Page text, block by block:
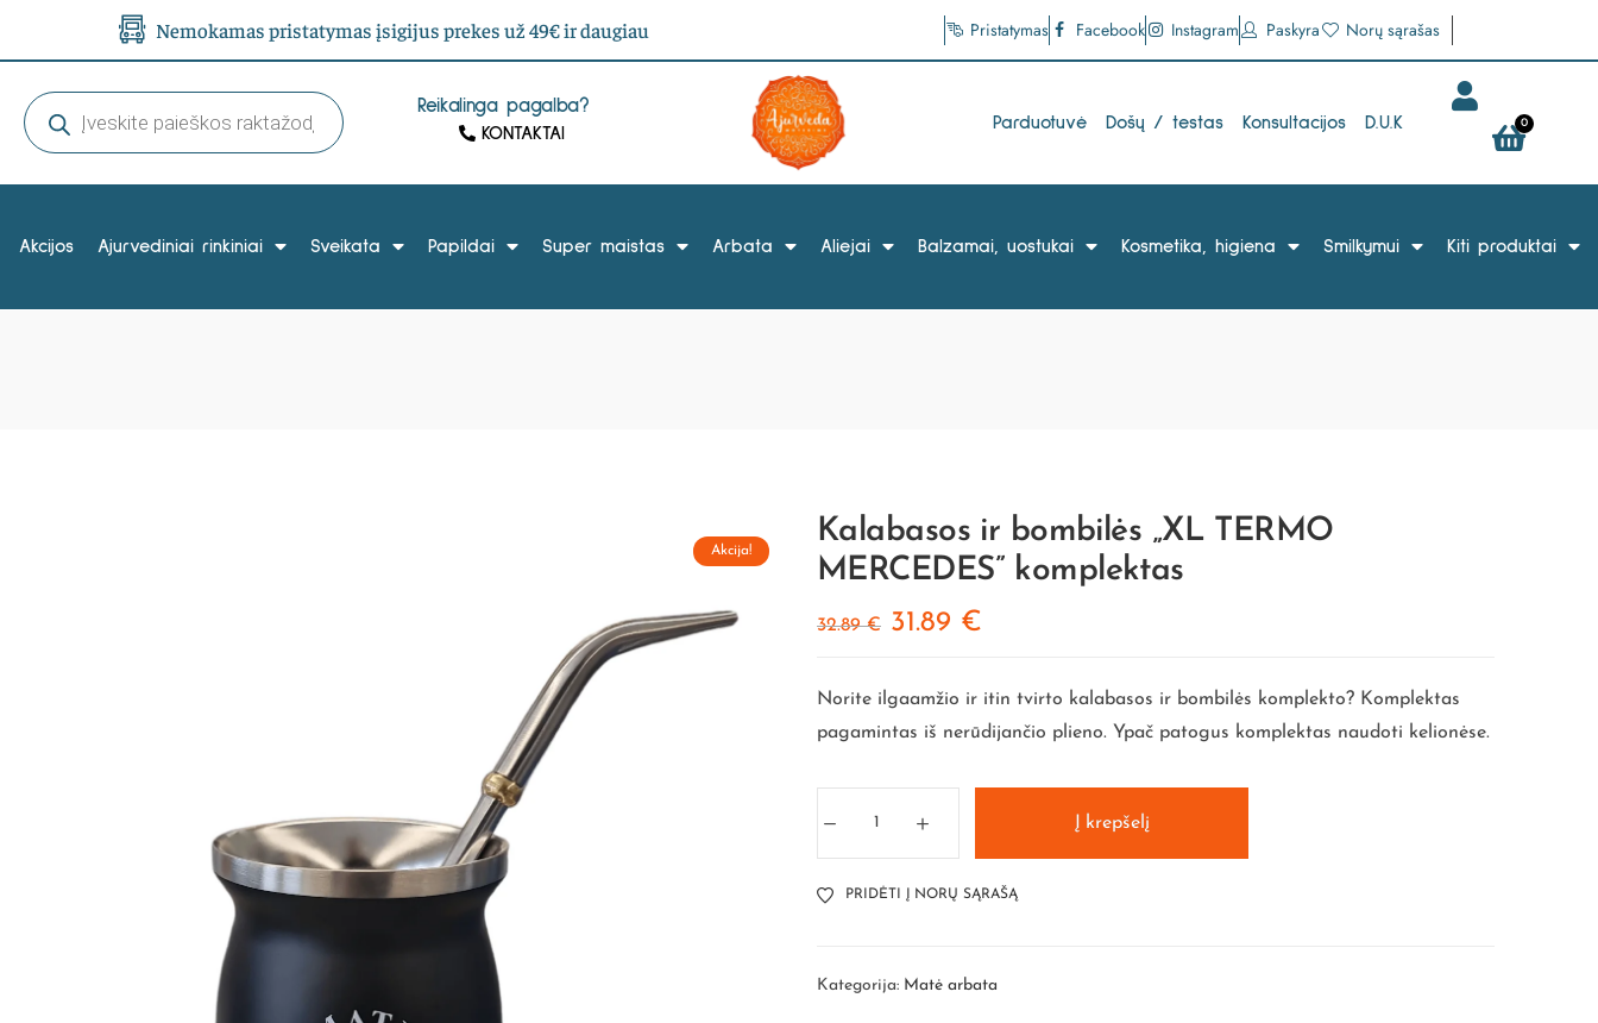
Nemokamas pristatymas įsigijus prekes už 49€ ir daugiau Pristatymas Facebook Instagram Paskyra Norų sąrašas
Reikalinga pagalba?
KONTAKTAI
Parduotuvė Došų / testas Konsultacijos D.U.K 0
Akcijos Ajurvediniai rinkiniai Sveikata Papildai Super maistas Arbata Aliejai Balzamai, uostukai Kosmetika, higiena Smilkymui Kiti produktai
Akcija!
Kalabasos ir bombilės „XL TERMO
MERCEDES” komplektas
32.89€ 31.89 €
Norite ilgaamžio ir itin tvirto kalabasos ir bombilės komplekto? Komplektas
pagamintas iš nerūdijančio plieno. Ypač patogus komplektas naudoti kelionėse.
Į krepšelį
PRIDĖTI Į NORŲ SĄRAŠĄ
Kategorija: Matė arbata